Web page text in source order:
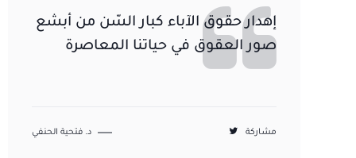
إهدار حقوق الآباء كبار السّن من أبشع
صور العقوق في حياتنا المعاصرة
مشاركة د. فتحية الحنفي